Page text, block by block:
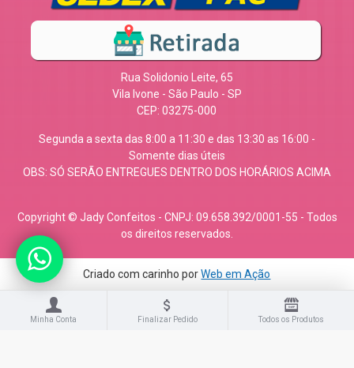
Rua Solidonio Leite, 65
Vila Ivone - São Paulo - SP
CEP: 03275-000
Segunda a sexta das 8:00 a 11:30 e das 13:30 as 16:00 -
Somente dias úteis
OBS: SÓ SERÃO ENTREGUES DENTRO DOS HORÁRIOS ACIMA
Copyright © Jady Confeitos - CNPJ: 09.658.392/0001-55 - Todos
os direitos reservados.
Criado com carinho porWeb em Ação
Minha Conta Finalizar Pedido Todos os Produtos